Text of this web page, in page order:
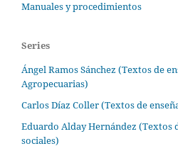
Manuales y procedimientos
Series
Ángel Ramos Sánchez (Textos de
Agropecuarias)
Carlos Díaz Coller (Textos de
Eduardo Alday Hernández (Textos
sociales)